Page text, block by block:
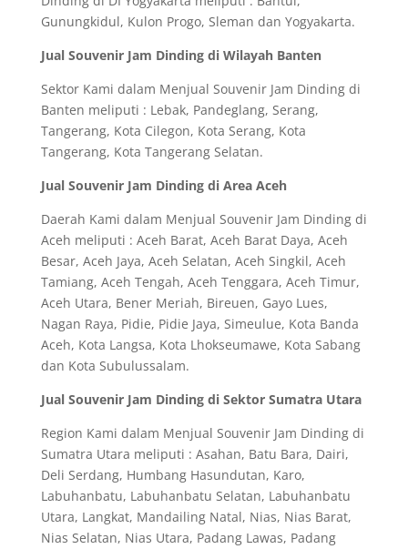
Gunungkidul, Kulon Progo, Sleman dan Yogyakarta.
Jual Souvenir Jam Dinding di Wilayah Banten
Sektor Kami dalam Menjual Souvenir Jam Dinding di
Banten meliputi : Lebak, Pandeglang, Serang,
Tangerang, Kota Cilegon, Kota Serang, Kota
Tangerang, Kota Tangerang Selatan.
Jual Souvenir Jam Dinding di Area Aceh
Daerah Kami dalam Menjual Souvenir Jam Dinding di
Aceh meliputi : Aceh Barat, Aceh Barat Daya, Aceh
Besar, Aceh Jaya, Aceh Selatan, Aceh Singkil, Aceh
Tamiang, Aceh Tengah, Aceh Tenggara, Aceh Timur,
Aceh Utara, Bener Meriah, Bireuen, Gayo Lues,
Nagan Raya, Pidie, Pidie Jaya, Simeulue, Kota Banda
Aceh, Kota Langsa, Kota Lhokseumawe, Kota Sabang
dan Kota Subulussalam.
Jual Souvenir Jam Dinding di Sektor Sumatra Utara
Region Kami dalam Menjual Souvenir Jam Dinding di
Sumatra Utara meliputi : Asahan, Batu Bara, Dairi,
Deli Serdang, Humbang Hasundutan, Karo,
Labuhanbatu, Labuhanbatu Selatan, Labuhanbatu
Utara, Langkat, Mandailing Natal, Nias, Nias Barat,
Nias Selatan, Nias Utara, Padang Lawas, Padang